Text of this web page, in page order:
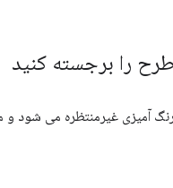
را برجسته کنید
آمیزی غیرمنتظره می شود و